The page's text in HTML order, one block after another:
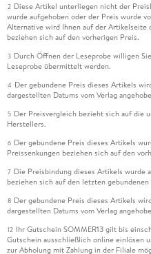
2 Diese Artikel unterliegen nicht der
wurde aufgehoben oder der Preis wurde
Alternative wird Ihnen auf der Artikelseite
beziehen sich auf den vorherigen Preis.
3 Durch Öffnen der Leseprobe willigen
Leseprobe übermittelt werden.
4 Der gebundene Preis dieses Artikels
dargestellten Datums vom Verlag
5 Der Preisvergleich bezieht sich auf die
Herstellers.
6 Der gebundene Preis dieses Artikels
Preissenkungen beziehen sich auf den
7 Die Preisbindung dieses Artikels wurde
beziehen sich auf den letzten gebundenen
8 Der gebundene Preis dieses Artikels
dargestellten Datums vom Verlag
12 Ihr Gutschein SOMMER13 gilt bis
Gutschein ausschließlich online einlösen
zur Abholung mit Zahlung in der Filiale